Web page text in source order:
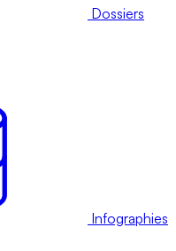
Dossiers
Infographies